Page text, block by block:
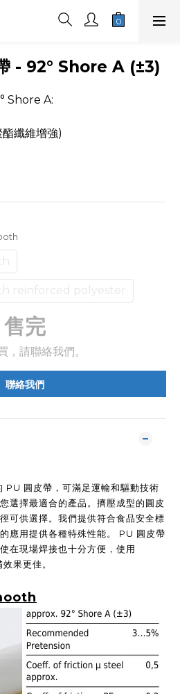
- 92° Shore A (±3)
Shore A:
纖維增強)
reinforced polyester
售完
，請聯絡我們。
聯絡我們
圓皮帶，可滿足運輸和驅動技術
選擇最適合的產品。擠壓成型的圓皮
可供選擇。我們提供符合食品安全標
應用提供各種特殊性能。 PU 圓皮帶
在現場焊接也十分方便，使用
果更佳。